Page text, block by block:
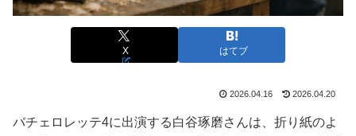
X はてブ
2026.04.16 2026.04.20
バチェロレッテ4に出演する白谷琢磨さんは、折り紙のよ